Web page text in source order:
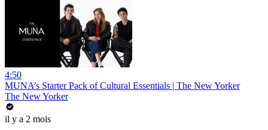
4:50
MUNA’s Starter Pack of Cultural Essentials | The New Yorker
The New Yorker
il y a 2 mois